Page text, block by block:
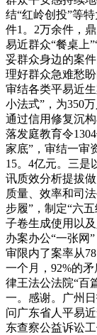
结“红岭创投”等
件1。2万余件，
易近群众“餐桌上
妥群众身边的案
理好群众急难愁
审结各类平易近
小法式”，为350
通过信用修复沉
落发庭教育令
家底”，审结一审
15。4亿元。三是
讯质效分析提拔
质量、效率和司
步履”，制定“六
子卷生成使用以
办案办公“一张网
审限内了案率从
一个月，92%的
律王法公法院“百
一。感谢。广州
问广东省人平易
东查察公益诉讼